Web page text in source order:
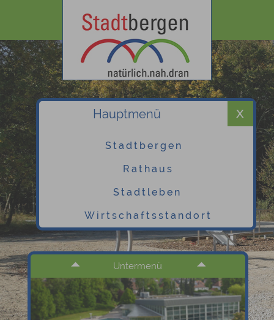
Hauptmenü
Stadtbergen
Rathaus
Stadtleben
Wirtschaftsstandort
Untermenü